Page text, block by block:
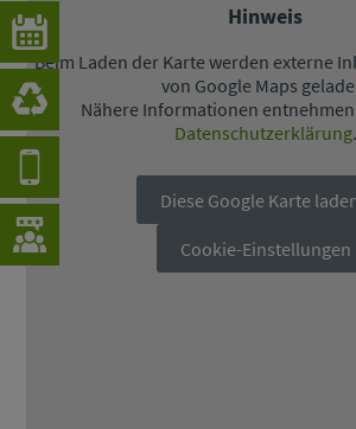
Hinweis
Beim Laden der Karte werden externe
von Google Maps
Nähere Informationen
Datenschutzerklärung.
Diese Google Karte
Cookie-Einstellungen